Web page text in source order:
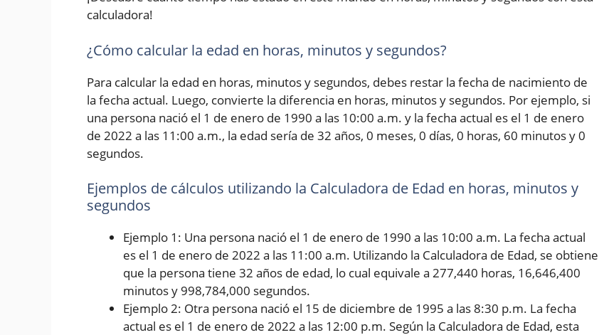
calculadora!
¿Cómo calcular la edad en horas, minutos y segundos?
Para calcular la edad en horas, minutos y segundos, debes restar la fecha de nacimiento de
la fecha actual. Luego, convierte la diferencia en horas, minutos y segundos. Por ejemplo, si
una persona nació el 1 de enero de 1990 a las 10:00 a.m. y la fecha actual es el 1 de enero
de 2022 a las 11:00 a.m., la edad sería de 32 años, 0 meses, 0 días, 0 horas, 60 minutos y 0
segundos.
Ejemplos de cálculos utilizando la Calculadora de Edad en horas, minutos y
segundos
Ejemplo 1: Una persona nació el 1 de enero de 1990 a las 10:00 a.m. La fecha actual
es el 1 de enero de 2022 a las 11:00 a.m. Utilizando la Calculadora de Edad, se obtiene
que la persona tiene 32 años de edad, lo cual equivale a 277,440 horas, 16,646,400
minutos y 998,784,000 segundos.
Ejemplo 2: Otra persona nació el 15 de diciembre de 1995 a las 8:30 p.m. La fecha
actual es el 1 de enero de 2022 a las 12:00 p.m. Según la Calculadora de Edad, esta